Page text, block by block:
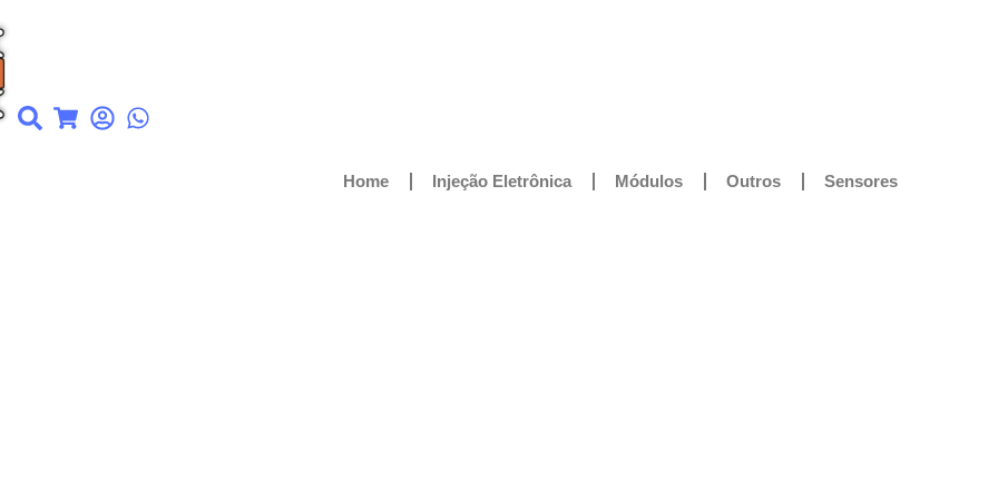
Home Injeção Eletrônica Módulos Outros Sensores